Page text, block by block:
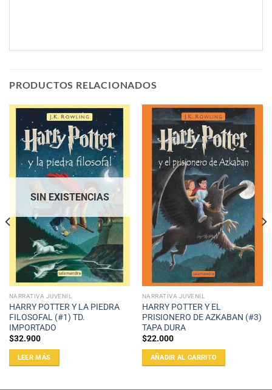
PRODUCTOS RELACIONADOS
SIN EXISTENCIAS
NARRATIVA JUVENIL
HARRY POTTER Y LA PIEDRA
FILOSOFAL (#1) TD.
IMPORTADO
$32.900
LEER MÁS
NARRATIVA JUVENIL
HARRY POTTER Y EL
PRISIONERO DE AZKABAN (#3)
TAPA DURA
$22.000
AÑADIR AL CARRITO